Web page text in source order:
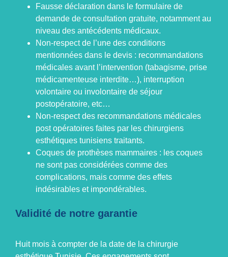
Fausse déclaration dans le formulaire de
demande de consultation gratuite, notamment au
niveau des antécédents médicaux.
Non-respect de l’une des conditions
mentionnées dans le devis : recommandations
médicales avant l’intervention (tabagisme, prise
médicamenteuse interdite…), interruption
volontaire ou involontaire de séjour
postopératoire, etc…
Non-respect des recommandations médicales
post opératoires faites par les chirurgiens
esthétiques tunisiens traitants.
Coques de prothèses mammaires : les coques
ne sont pas considérées comme des
complications, mais comme des effets
indésirables et impondérables.
Validité de notre garantie
Huit mois à compter de la date de la chirurgie